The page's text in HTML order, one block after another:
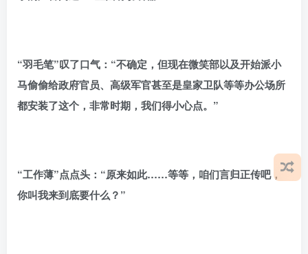
“羽毛笔”叹了口气：“不确定，但现在微笑部以及开始派小
马偷偷给政府官员、高级军官甚至是皇家卫队等等办公场所
都安装了这个，非常时期，我们得小心点。”
“工作薄”点点头：“原来如此……等等，咱们言归正传吧，
你叫我来到底要什么？”